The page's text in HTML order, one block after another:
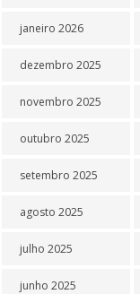
janeiro 2026
dezembro 2025
novembro 2025
outubro 2025
setembro 2025
agosto 2025
julho 2025
junho 2025